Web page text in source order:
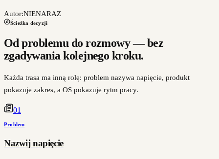
Autor:NIENARAZ
Ścieżka decyzji
Od problemu do rozmowy — bez
zgadywania kolejnego kroku.
Każda trasa ma inną rolę: problem nazywa napięcie, produkt
pokazuje zakres, a OS pokazuje rytm pracy.
01
Problem
Nazwij napięcie